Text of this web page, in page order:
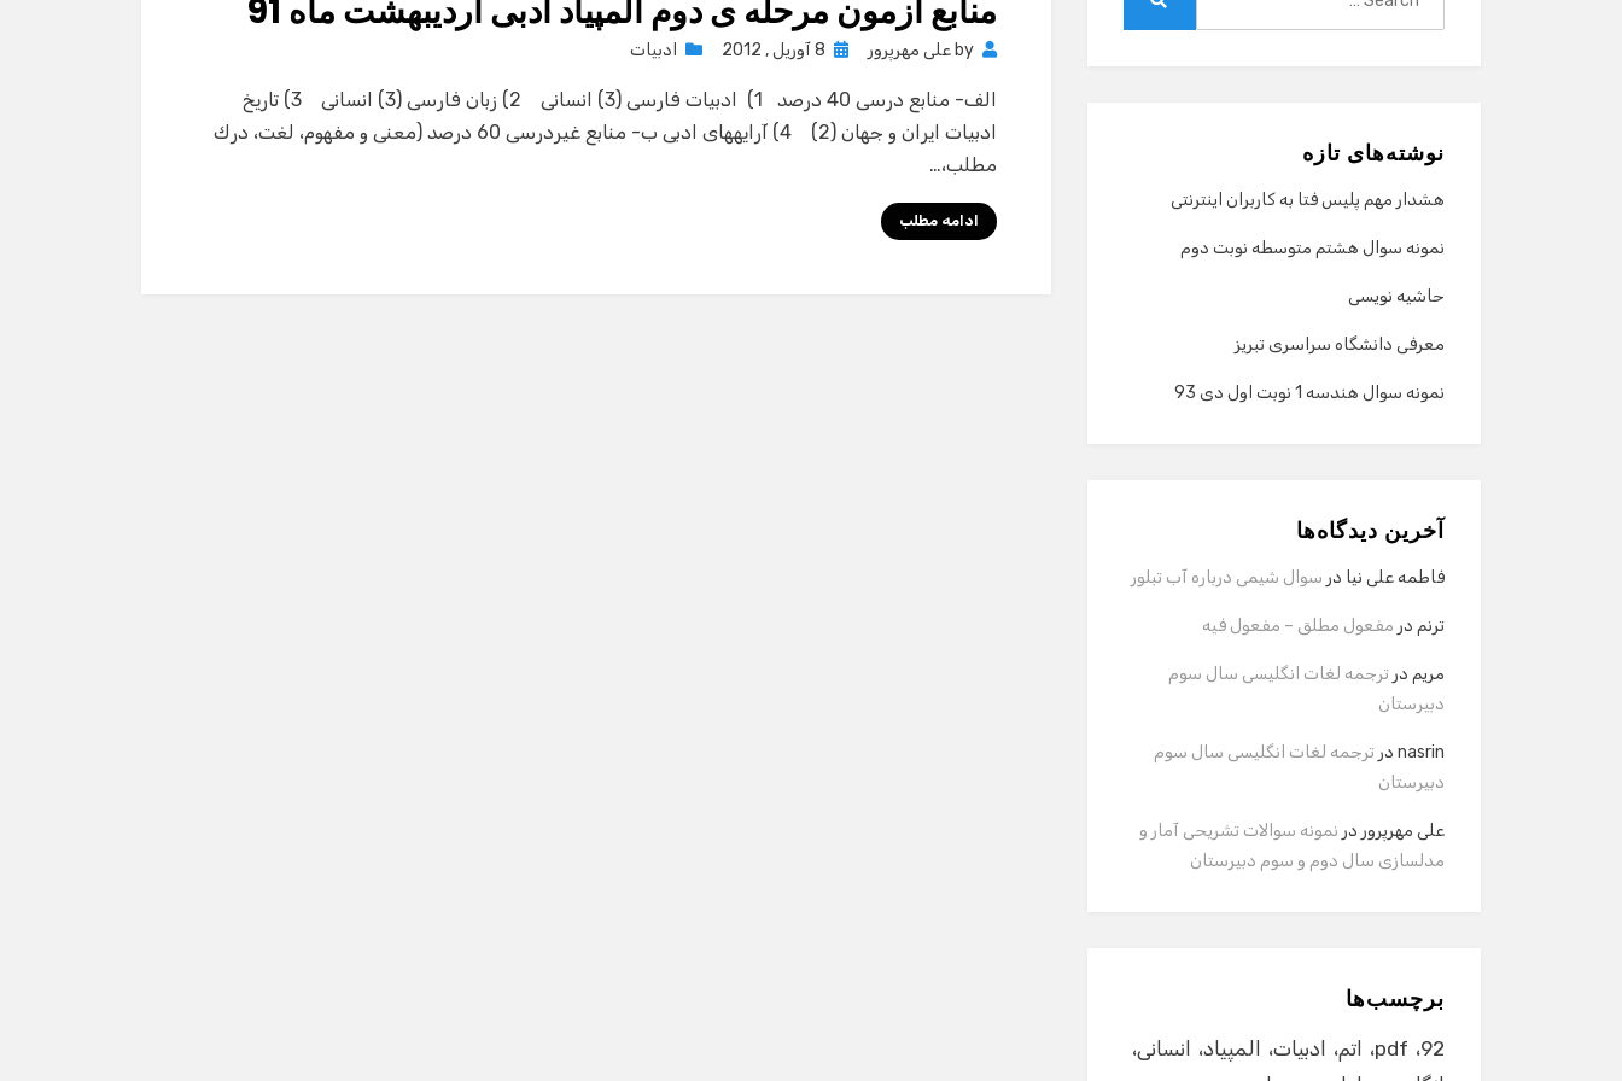
منابع آزمون مرحله ی دوم المپیاد ادبی اردیبهشت ماه 91
by علی مهرپرور
Posted
8 آوریل , 2012 ادبیات
الف- منابع درسی 40 درصد 1) ادبیات فارسی (3) انسانی 2) زبان فارسی (3) انسانی 3) تاریخ
ادبیات ایران و جهان (2) 4) آرایه­های ادبی ب- منابع غیردرسی 60 درصد (معنی و مفهوم، لغت، درك
مطلب،…
ادامه مطلب
نوشته‌های تازه
هشدار مهم پلیس فتا به کاربران اینترنتی
نمونه سوال هشتم متوسطه نوبت دوم
حاشیه نویسی
معرفی دانشگاه سراسری تبریز
نمونه سوال هندسه 1 نوبت اول دی 93
آخرین دیدگاه‌ها
فاطمه علی نیا در سوال شیمی درباره آب تبلور
ترنم در مفعول مطلق – مفعول فیه
مریم در ترجمه لغات انگلیسی سال سوم
دبیرستان
nasrin در ترجمه لغات انگلیسی سال سوم
دبیرستان
علی مهرپرور در نمونه سوالات تشریحی آمار و
مدلسازی سال دوم و سوم دبیرستان
برچسب‌ها
92
pdf اتم ادبیات المپیاد
انسانی